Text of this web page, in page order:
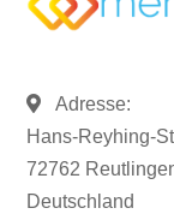
Adresse:
Hans-Reyhing-
72762
Deutschland